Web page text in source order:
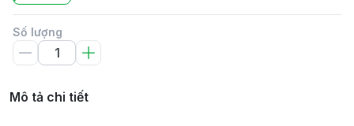
Số lượng
Mô tả chi tiết